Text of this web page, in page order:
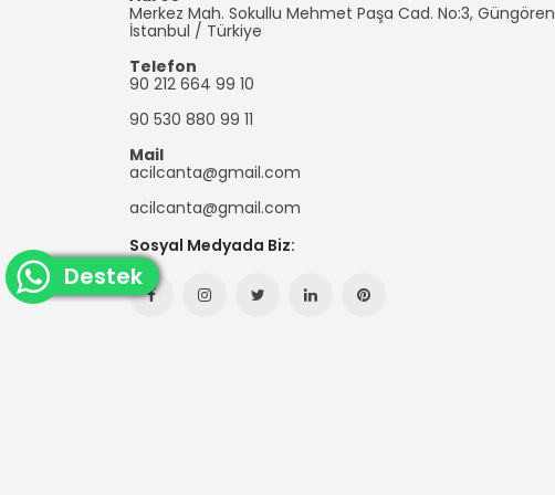
Çanta
Merkez Mah. Sokullu Mehmet Paşa Cad. No:3, Güngören
İstanbul / Türkiye
Telefon
90 212 664 99 10
90 530 880 99 11
Mail
acilcanta@gmail.com
acilcanta@gmail.com
Sosyal Medyada Biz:
FacebookInstagramTwitter LinkedinPinterest
whatsapp
canlı
Destek